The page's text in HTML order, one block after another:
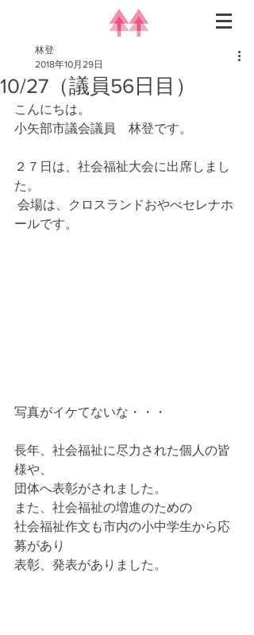
10/27（議員56日目）
林登
2018年10月29日
こんにちは。
小矢部市議会議員　林登です。
２７日は、社会福祉大会に出席しまし
た。
ールです。
写真がイケてないな・・・
長年、社会福祉に尽力された個人の皆
様や、
団体へ表彰がされました。
また、社会福祉の増進のための
社会福祉作文も市内の小中学生から応
募があり
表彰、発表がありました。